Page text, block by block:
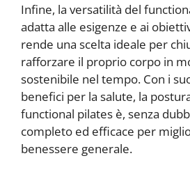
Infine, la versatilità del
adatta alle esigenze e ai
rende una scelta ideale per
rafforzare il proprio corpo in
sostenibile nel tempo. Con i
benefici per la salute, la
functional pilates è, senza
completo ed efficace per
benessere generale.